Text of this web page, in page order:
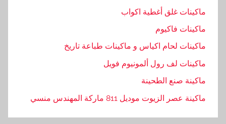
,
ا
غ
ط
ل
ماكينات غلق أغطية اكواب
ماكينات فاكيوم
ماكينات لحام اكياس و ماكينات طباعة تاريخ
ماكينات لف رول ألمونيوم فويل
ماكينة صنع الطحينة
ماكينة عصر الزيوت موديل 811 ماركة المهندس منسي